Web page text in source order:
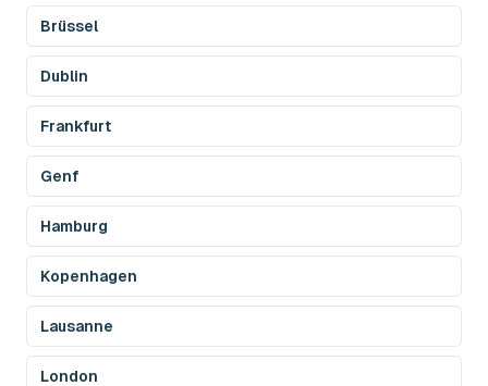
Brüssel
Dublin
Frankfurt
Genf
Hamburg
Kopenhagen
Lausanne
London